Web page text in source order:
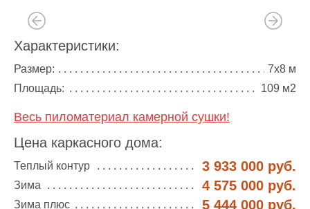
Характеристики:
Размер:
7х8 м
Площадь:
109 м2
Весь пиломатериал камерной сушки!
Цена каркасного дома:
Теплый контур 3 933 000 руб.
Зима 4 575 000 руб.
Зима плюс 5 444 000 руб.